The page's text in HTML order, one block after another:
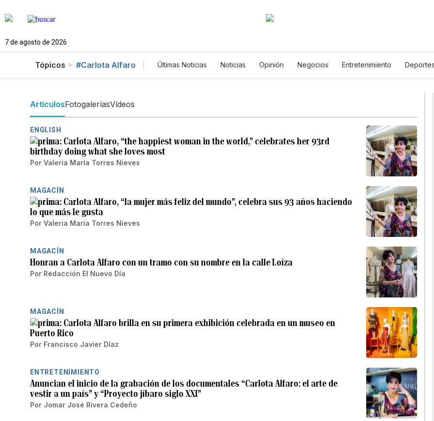
7 de agosto de 2026
Tópicos #Carlota Alfaro Últimas Noticias Noticias Opinión Negocios Entretenimiento Deportes
ArtículosFotogaleríasVídeos
ENGLISH
Carlota Alfaro, “the happiest woman in the world,” celebrates her 93rd
birthday doing what she loves most
Por Valeria María Torres Nieves
MAGACÍN
Carlota Alfaro, “la mujer más feliz del mundo”, celebra sus 93 años haciendo
lo que más le gusta
Por Valeria María Torres Nieves
MAGACÍN
Honran a Carlota Alfaro con un tramo con su nombre en la calle Loíza
Por Redacción El Nuevo Día
MAGACÍN
Carlota Alfaro brilla en su primera exhibición celebrada en un museo en
Puerto Rico
Por Francisco Javier Díaz
ENTRETENIMIENTO
Anuncian el inicio de la grabación de los documentales “Carlota Alfaro: el arte de
vestir a un país” y “Proyecto jíbaro siglo XXI”
Por Jomar José Rivera Cedeño